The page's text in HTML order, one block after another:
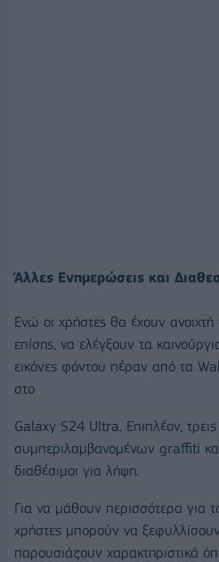
Άλλες Ενημερώσεις και
Ενώ οι χρήστες θα έχουν
επίσης, να ελέγξουν τα
εικόνες φόντου πέραν από τα
στο
Galaxy S24 Ultra. Επιπλέον,
συμπεριλαμβανομένων graffiti
διαθέσιμοι για λήψη.
Για να μάθουν περισσότερα για
χρήστες μπορούν να
παρουσιάζουν χαρακτηριστικά